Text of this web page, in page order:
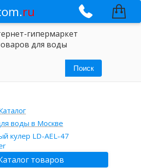
ru
гипермаркет
для воды
воды в Москве
кулер LD-AEL-47
товаров